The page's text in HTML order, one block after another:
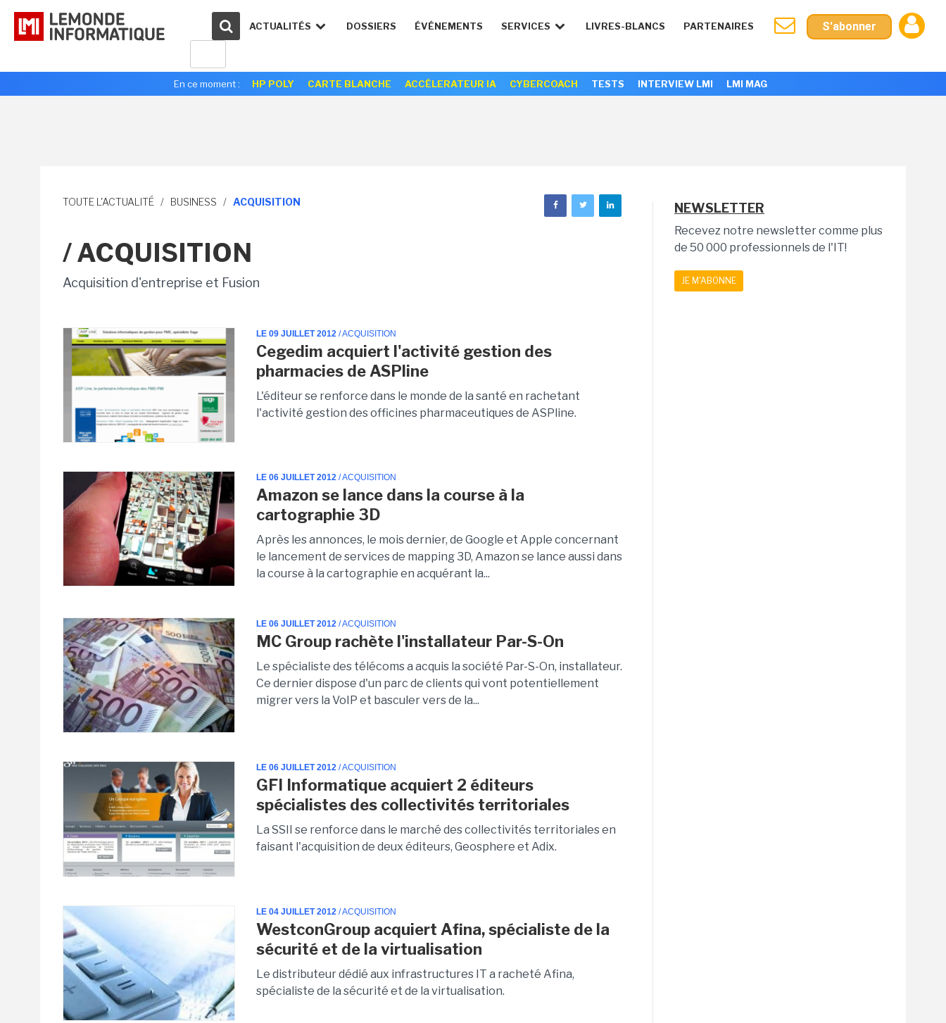
ACTUALITÉS DOSSIERS ÉVÉNEMENTS SERVICES LIVRES-BLANCS PARTENAIRES S'abonner
En ce moment : HP POLY CARTE BLANCHE ACCÉLERATEUR IA CYBERCOACH TESTS INTERVIEW LMI LMI MAG
TOUTE L'ACTUALITÉ / BUSINESS / ACQUISITION
/ ACQUISITION
Acquisition d'entreprise et Fusion
LE 09 JUILLET 2012 / ACQUISITION
Cegedim acquiert l'activité gestion des
pharmacies de ASPline
L'éditeur se renforce dans le monde de la santé en rachetant
l'activité gestion des officines pharmaceutiques de ASPline.
LE 06 JUILLET 2012 / ACQUISITION
Amazon se lance dans la course à la
cartographie 3D
Après les annonces, le mois dernier, de Google et Apple concernant
le lancement de services de mapping 3D, Amazon se lance aussi dans
la course à la cartographie en acquérant la...
LE 06 JUILLET 2012 / ACQUISITION
MC Group rachète l'installateur Par-S-On
Le spécialiste des télécoms a acquis la société Par-S-On, installateur.
Ce dernier dispose d'un parc de clients qui vont potentiellement
migrer vers la VoIP et basculer vers de la...
LE 06 JUILLET 2012 / ACQUISITION
GFI Informatique acquiert 2 éditeurs
spécialistes des collectivités territoriales
La SSII se renforce dans le marché des collectivités territoriales en
faisant l'acquisition de deux éditeurs, Geosphere et Adix.
LE 04 JUILLET 2012 / ACQUISITION
WestconGroup acquiert Afina, spécialiste de la
sécurité et de la virtualisation
Le distributeur dédié aux infrastructures IT a racheté Afina,
spécialiste de la sécurité et de la virtualisation.
NEWSLETTER
Recevez notre newsletter comme plus
de 50 000 professionnels de l'IT!
JE M'ABONNE